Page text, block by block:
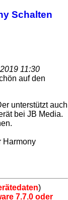
Schalten
11:30
auf den
unterstützt auch
bei JB Media.
Harmony
)
7.7.0 oder